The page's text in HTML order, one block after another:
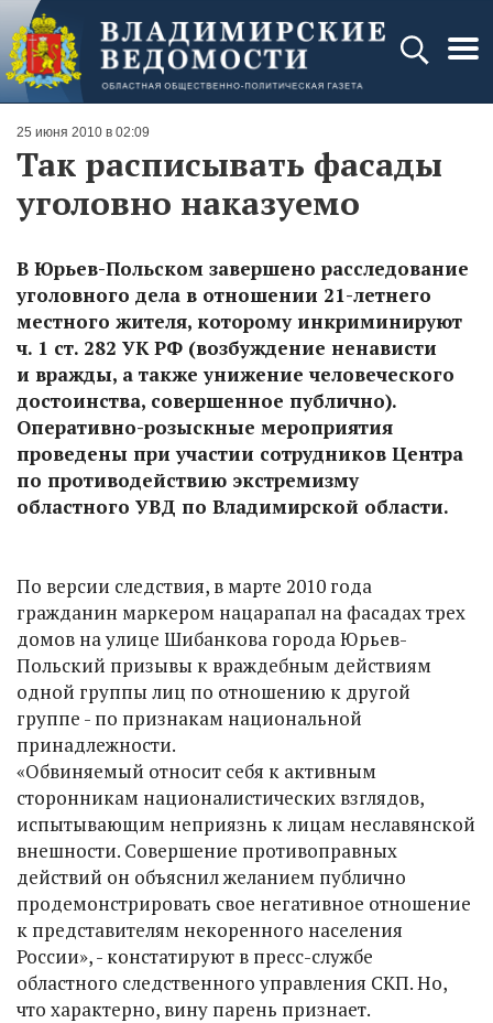
25 июня 2010 в 02:09
Так расписывать фасады
уголовно наказуемо
В Юрьев-Польском завершено расследование
уголовного дела в отношении 21-летнего
местного жителя, которому инкриминируют
ч. 1 ст. 282 УК РФ (возбуждение ненависти
и вражды, а также унижение человеческого
достоинства, совершенное публично).
Оперативно-розыскные мероприятия
проведены при участии сотрудников Центра
по противодействию экстремизму
областного УВД по Владимирской области.
По версии следствия, в марте 2010 года
гражданин маркером нацарапал на фасадах трех
домов на улице Шибанкова города Юрьев-
Польский призывы к враждебным действиям
одной группы лиц по отношению к другой
группе - по признакам национальной
принадлежности.
«Обвиняемый относит себя к активным
сторонникам националистических взглядов,
испытывающим неприязнь к лицам неславянской
внешности. Совершение противоправных
действий он объяснил желанием публично
продемонстрировать свое негативное отношение
к представителям некоренного населения
России», - констатируют в пресс-службе
областного следственного управления СКП. Но,
что характерно, вину парень признает.